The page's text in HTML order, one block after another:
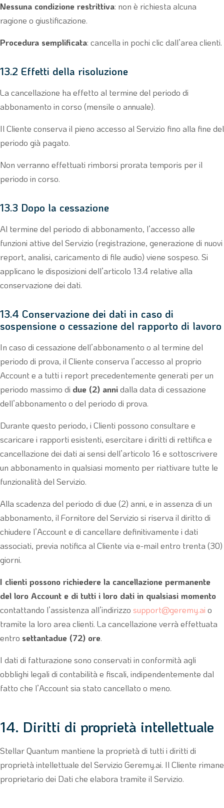
Nessuna condizione restrittiva: non è richiesta alcuna
ragione o giustificazione.
Procedura semplificata: cancella in pochi clic dall’area clienti.
13.2 Effetti della risoluzione
La cancellazione ha effetto al termine del periodo di
abbonamento in corso (mensile o annuale).
Il Cliente conserva il pieno accesso al Servizio fino alla fine del
periodo già pagato.
Non verranno effettuati rimborsi prorata temporis per il
periodo in corso.
13.3 Dopo la cessazione
Al termine del periodo di abbonamento, l’accesso alle
funzioni attive del Servizio (registrazione, generazione di nuovi
report, analisi, caricamento di file audio) viene sospeso. Si
applicano le disposizioni dell’articolo 13.4 relative alla
conservazione dei dati.
13.4 Conservazione dei dati in caso di
sospensione o cessazione del rapporto di lavoro
In caso di cessazione dell’abbonamento o al termine del
periodo di prova, il Cliente conserva l’accesso al proprio
Account e a tutti i report precedentemente generati per un
periodo massimo di due (2) annidalla data di cessazione
dell’abbonamento o del periodo di prova.
Durante questo periodo, i Clienti possono consultare e
scaricare i rapporti esistenti, esercitare i diritti di rettifica e
cancellazione dei dati ai sensi dell’articolo 16 e sottoscrivere
un abbonamento in qualsiasi momento per riattivare tutte le
funzionalità del Servizio.
Alla scadenza del periodo di due (2) anni, e in assenza di un
abbonamento, il Fornitore del Servizio si riserva il diritto di
chiudere l’Account e di cancellare definitivamente i dati
associati, previa notifica al Cliente via e-mail entro trenta (30)
giorni.
I clienti possono richiedere la cancellazione permanente
del loro Account e di tutti i loro dati in qualsiasi momento
contattando l’assistenza all’indirizzo support@geremy.ai o
tramite la loro area clienti. La cancellazione verrà effettuata
entro settantadue (72) ore.
I dati di fatturazione sono conservati in conformità agli
obblighi legali di contabilità e fiscali, indipendentemente dal
fatto che l’Account sia stato cancellato o meno.
14. Diritti di proprietà intellettuale
Stellar Quantum mantiene la proprietà di tutti i diritti di
proprietà intellettuale del Servizio Geremy.ai. Il Cliente rimane
proprietario dei Dati che elabora tramite il Servizio.